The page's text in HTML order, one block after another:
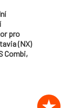
pro
(NX)
Combi,